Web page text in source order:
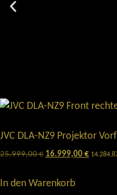
JVC DLA-NZ9 Projektor
25.999,00€ 16.999,00€
In den Warenkorb